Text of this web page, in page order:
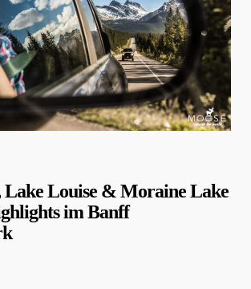
Lake Louise & Moraine Lake
im Banff